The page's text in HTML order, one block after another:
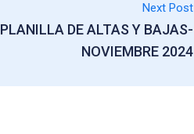
Next Post
PLANILLA DE ALTAS Y BAJAS-
NOVIEMBRE 2024